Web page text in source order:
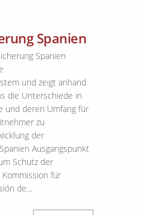
Spanien
Spanien
und zeigt anhand
die Unterschiede in
und deren Umfang für
zu
der
Ausgangspunkt
Schutz der
für
de…